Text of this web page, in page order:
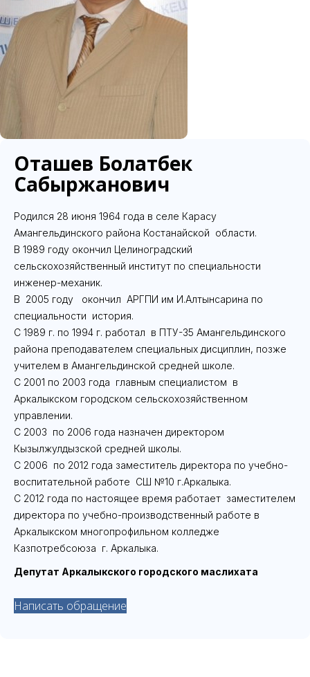
Оташев Болатбек
Сабыржанович
Родился 28 июня 1964 года в селе Карасу
Амангельдинского района Костанайской области.
В 1989 году окончил Целиноградский
сельскохозяйственный институт по специальности
инженер-механик.
В 2005 году окончил АРГПИ им И.Алтынсарина по
специальности история.
С 1989 г. по 1994 г. работал в ПТУ-35 Амангельдинского
района преподавателем специальных дисциплин, позже
учителем в Амангельдинской средней школе.
С 2001 по 2003 года главным специалистом в
Аркалыкском городском сельскохозяйственном
управлении.
С 2003 по 2006 года назначен директором
Кызылжулдызской средней школы.
С 2006 по 2012 года заместитель директора по учебно-
воспитательной работе СШ №10 г.Аркалыка.
С 2012 года по настоящее время работает заместителем
директора по учебно-производственный работе в
Аркалыкском многопрофильном колледже
Казпотребсоюза г. Аркалыка.
Депутат Аркалыкского городского маслихата
Написать обращение